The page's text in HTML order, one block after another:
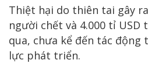
Thiệt hại do thiên tai gây
người chết và 4.000 tỉ USD
qua, chưa kể đến tác động
lực phát triển.